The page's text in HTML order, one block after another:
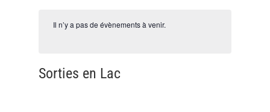
Il n’y a pas de évènements à venir.
Sorties en Lac